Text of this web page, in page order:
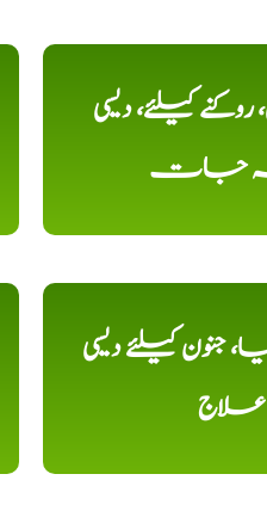
کیلئے، دیسی
جات
جنون کیلئے دیسی
علاج